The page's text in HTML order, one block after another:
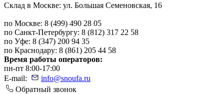
Склад в Москве: ул. Большая Семеновская, 16
по Москве: 8 (499) 490 28 05
по Санкт-Петербургу: 8 (812) 317 22 58
по Уфе: 8 (347) 200 94 35
по Краснодару: 8 (861) 205 44 58
Время работы операторов:
пн-пт 8:00-17:00
E-mail:
info@snoufa.ru
Обратный звонок